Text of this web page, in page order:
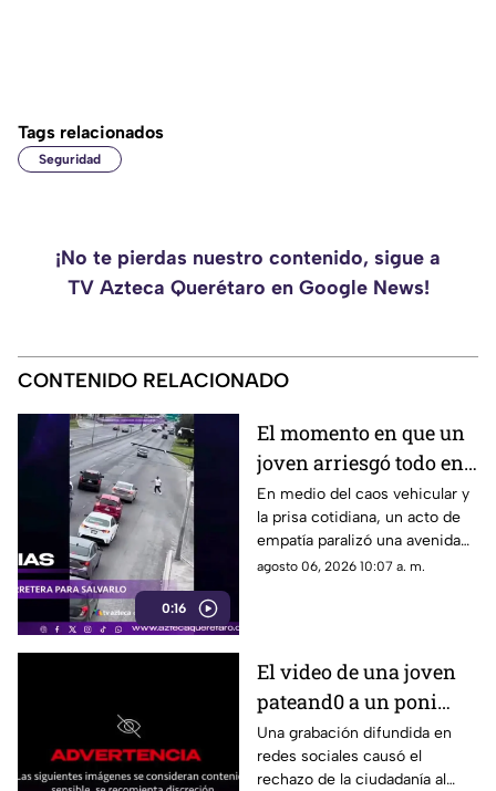
Tags relacionados
Seguridad
¡No te pierdas nuestro contenido, sigue a
TV Azteca Querétaro en Google News!
CONTENIDO RELACIONADO
0:16
El momento en que un
joven arriesgó todo en
plena avenida para
rescatar a un perro
asustado
En medio del caos vehicular y
la prisa cotidiana, un acto de
empatía paralizó una avenida
cuando un joven detuvo el
agosto 06, 2026 10:07 a. m.
El video de una joven
pateand0 a un poni
crea indignación en
redes
Una grabación difundida en
redes sociales causó el
rechazo de la ciudadanía al